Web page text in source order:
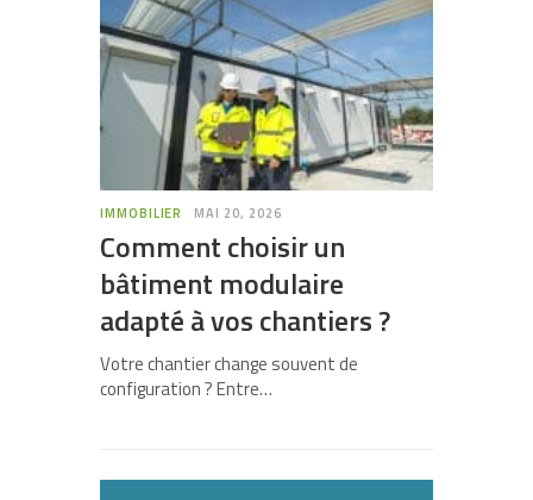
IMMOBILIER MAI 20, 2026
Comment choisir un
bâtiment modulaire
adapté à vos chantiers ?
Votre chantier change souvent de
configuration ? Entre…